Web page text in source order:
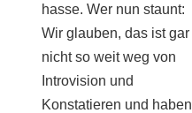
hasse. Wer nun staunt:
Wir glauben, das ist gar
nicht so weit weg von
Introvision und
Konstatieren und haben